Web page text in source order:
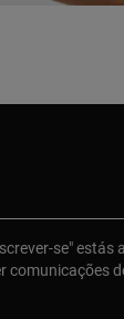
se" estás
comunicações